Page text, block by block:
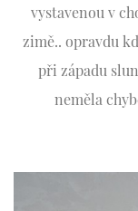
vystavenou v
zimě.. opravdu
při západu
neměla